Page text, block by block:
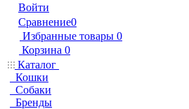
Войти
Сравнение0
Избранные товары 0
Корзина 0
Каталог
Кошки
Собаки
Бренды